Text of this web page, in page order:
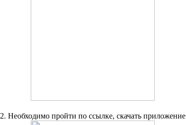
2. Необходимо пройти по ссылке, скачать приложение